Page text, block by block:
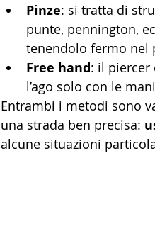
Pinze: si tratta di
punte, pennington,
tenendolo fermo nel
Free hand: il piercer
l’ago solo con le
Entrambi i metodi sono
una strada ben precisa:
alcune situazioni